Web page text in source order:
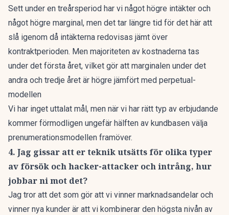
Sett under en treårsperiod har vi något högre intäkter och
något högre marginal, men det tar längre tid för det här att
slå igenom då intäkterna redovisas jämt över
kontraktperioden. Men majoriteten av kostnaderna tas
under det första året, vilket gör att marginalen under det
andra och tredje året är högre jämfört med perpetual-
modellen
Vi har inget uttalat mål, men när vi har rätt typ av erbjudande
kommer förmodligen ungefär hälften av kundbasen välja
prenumerationsmodellen framöver.
4. Jag gissar att er teknik utsätts för olika typer
av försök och hacker-attacker och intrång, hur
jobbar ni mot det?
Jag tror att det som gör att vi vinner marknadsandelar och
vinner nya kunder är att vi kombinerar den högsta nivån av